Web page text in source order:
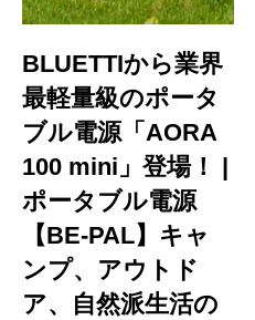
BLUETTIから業界
最軽量級のポータ
ブル電源「AORA
100 mini」登場！ |
ポータブル電源
【BE-PAL】キャ
ンプ、アウトド
ア、自然派生活の